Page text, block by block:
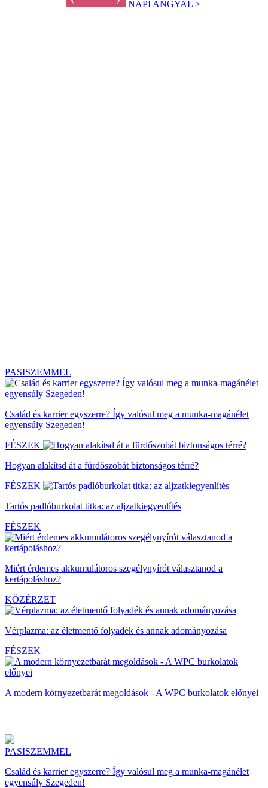
NAPI ANGYAL >
PASISZEMMEL
Család és karrier egyszerre? Így valósul meg a munka-magánélet
egyensúly Szegeden!
FÉSZEK
Hogyan alakítsd át a fürdőszobát biztonságos térré?
FÉSZEK
Tartós padlóburkolat titka: az aljzatkiegyenlítés
FÉSZEK
Miért érdemes akkumulátoros szegélynyírót választanod a
kertápoláshoz?
KÖZÉRZET
Vérplazma: az életmentő folyadék és annak adományozása
FÉSZEK
A modern környezetbarát megoldások - A WPC burkolatok előnyei
PASISZEMMEL
Család és karrier egyszerre? Így valósul meg a munka-magánélet
egyensúly Szegeden!